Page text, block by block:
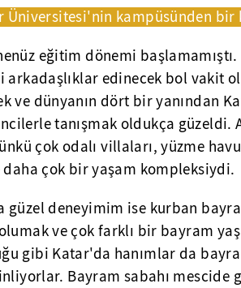
Üniversitesi'nin kampüsünden bir
eğitim dönemi başlamamıştı.
arkadaşlıklar edinecek bol vakit
ve dünyanın dört bir yanından
tanışmak oldukça güzeldi.
çok odalı villaları, yüzme
daha çok bir yaşam kompleksiydi.
deneyimim ise kurban
ve çok farklı bir bayram
gibi Katar'da hanımlar da
Bayram sabahı mescide